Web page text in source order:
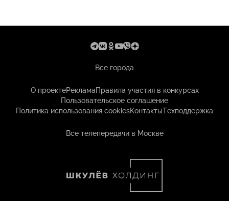
Все города
О проектеРекламаПравила участия в конкурсах
Пользовательское соглашение
Политика использования cookiesКонтактыТехподдержка
Все телепередачи в Москве